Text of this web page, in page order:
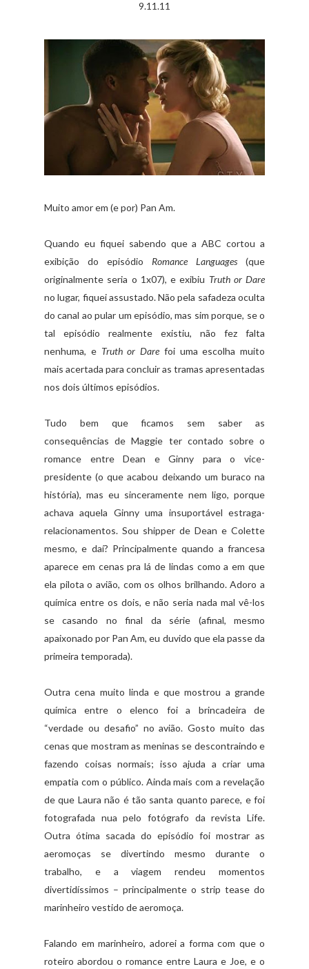
9.11.11
Muito amor em (e por) Pan Am.
Quando eu fiquei sabendo que a ABC cortou a
exibição do episódio Romance Languages (que
originalmente seria o 1x07), e exibiu Truth or Dare
no lugar, fiquei assustado. Não pela safadeza oculta
do canal ao pular um episódio, mas sim porque, se o
tal episódio realmente existiu, não fez falta
nenhuma, e Truth or Dare foi uma escolha muito
mais acertada para concluir as tramas apresentadas
nos dois últimos episódios.
Tudo bem que ficamos sem saber as
consequências de Maggie ter contado sobre o
romance entre Dean e Ginny para o vice-
presidente (o que acabou deixando um buraco na
história), mas eu sinceramente nem ligo, porque
achava aquela Ginny uma insuportável estraga-
relacionamentos. Sou shipper de Dean e Colette
mesmo, e daí? Principalmente quando a francesa
aparece em cenas pra lá de lindas como a em que
ela pilota o avião, com os olhos brilhando. Adoro a
química entre os dois, e não seria nada mal vê-los
se casando no final da série (afinal, mesmo
apaixonado por Pan Am, eu duvido que ela passe da
primeira temporada).
Outra cena muito linda e que mostrou a grande
química entre o elenco foi a brincadeira de
“verdade ou desafio” no avião. Gosto muito das
cenas que mostram as meninas se descontraindo e
fazendo coisas normais; isso ajuda a criar uma
empatia com o público. Ainda mais com a revelação
de que Laura não é tão santa quanto parece, e foi
fotografada nua pelo fotógrafo da revista Life.
Outra ótima sacada do episódio foi mostrar as
aeromoças se divertindo mesmo durante o
trabalho, e a viagem rendeu momentos
divertidíssimos – principalmente o strip tease do
marinheiro vestido de aeromoça.
Falando em marinheiro, adorei a forma com que o
roteiro abordou o romance entre Laura e Joe, e o